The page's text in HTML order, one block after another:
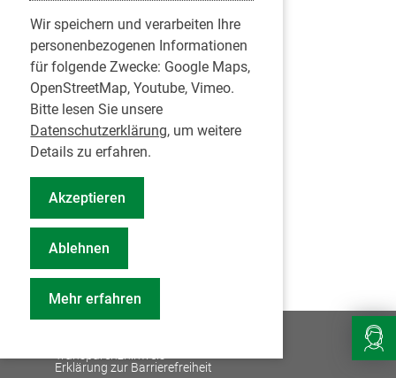
Wir speichern und verarbeiten Ihre
personenbezogenen Informationen
für folgende Zwecke: Google Maps,
OpenStreetMap, Youtube, Vimeo.
Bitte lesen Sie unsere
Datenschutzerklärung, um weitere
Details zu erfahren.
Akzeptieren
Ablehnen
Mehr erfahren
Karriere
Inserate
Praktikum in einer Zahnarztpraxis
Jobs im Zahnärztehaus
Presse
Pressemitteilungen
Erklärung zur Barrierefreiheit